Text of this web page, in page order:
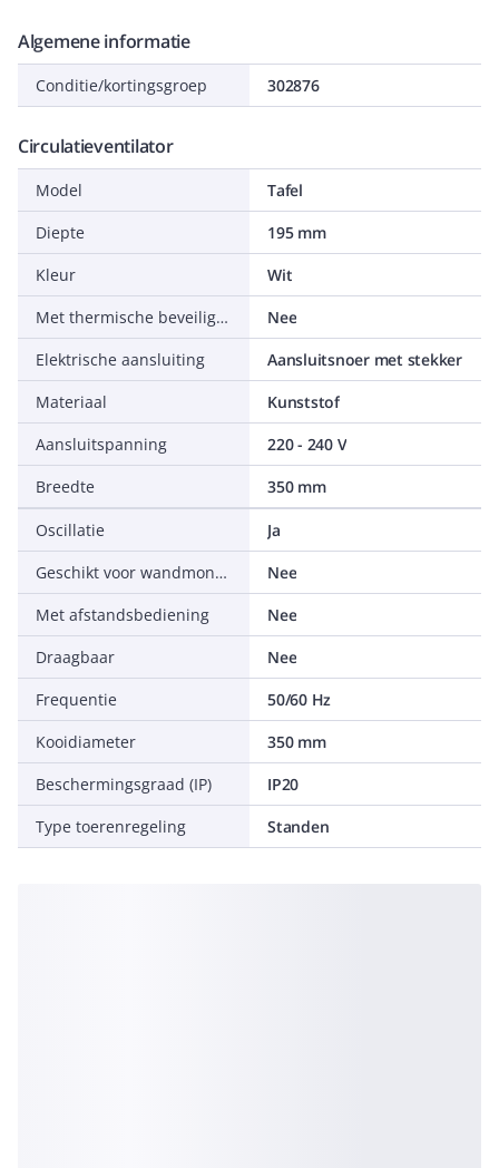
Algemene informatie
Conditie/kortingsgroep 302876
Circulatieventilator
Model
Tafel
Diepte
195 mm
Kleur
Wit
Met thermische beveiliging
Nee
Elektrische aansluiting
Aansluitsnoer met stekker
Materiaal
Kunststof
Aansluitspanning
220 - 240 V
Breedte
350 mm
Oscillatie
Ja
Geschikt voor wandmontage
Nee
Met afstandsbediening
Nee
Draagbaar
Nee
Frequentie
50/60 Hz
Kooidiameter
350 mm
Beschermingsgraad (IP)
IP20
Type toerenregeling
Standen